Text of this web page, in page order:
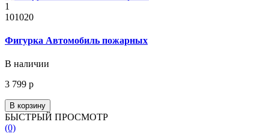
1
101020
Фигурка Автомобиль пожарных
В наличии
3 799 р
В корзину
БЫСТРЫЙ ПРОСМОТР
(0)